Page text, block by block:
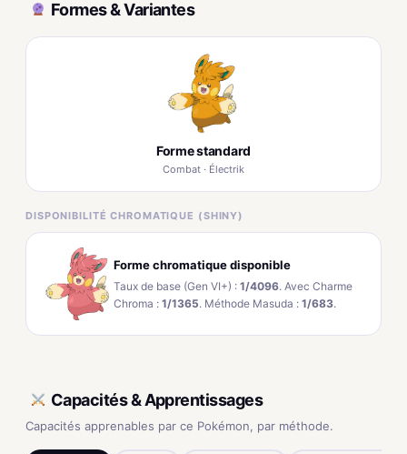
Formes & Variantes
Forme standard
Combat · Électrik
DISPONIBILITÉ CHROMATIQUE (SHINY)
Forme chromatique disponible
Taux de base (Gen VI+) : 1/4096. Avec Charme
Chroma : 1/1365. Méthode Masuda : 1/683.
Capacités & Apprentissages
Capacités apprenables par ce Pokémon, par méthode.